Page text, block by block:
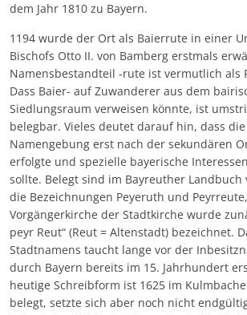
dem Jahr 1810 zu Bayern.
1194 wurde der Ort als Baierrute in einer
Bischofs Otto II. von Bamberg erstmals
Namensbestandteil -rute ist vermutlich als
Dass Baier- auf Zuwanderer aus dem
Siedlungsraum verweisen könnte, ist
belegbar. Vieles deutet darauf hin, dass
Namengebung erst nach der sekundären
erfolgte und spezielle bayerische
sollte. Belegt sind im Bayreuther Landbuch
die Bezeichnungen Peyeruth und
Vorgängerkirche der Stadtkirche wurde
peyr Reut“ (Reut = Altenstadt) bezeichnet.
Stadtnamens taucht lange vor der
durch Bayern bereits im 15. Jahrhundert
heutige Schreibform ist 1625 im
belegt, setzte sich aber noch nicht